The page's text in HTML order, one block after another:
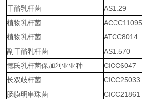
干酪乳杆菌
AS1.29
植物乳杆菌
ACCC11095
植物乳杆菌
ATCC8014
副干酪乳杆菌
AS1.570
德氏乳杆菌保加利亚亚种
CICC6047
长双歧杆菌
CICC25033
肠膜明串珠菌
CICC21861